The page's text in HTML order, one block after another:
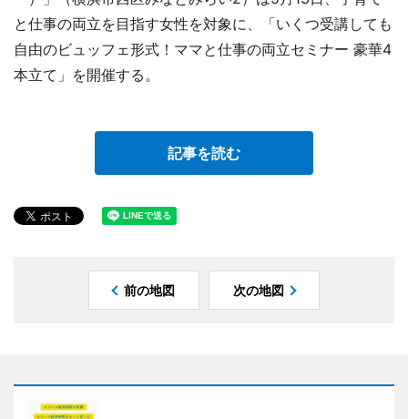
と仕事の両立を目指す女性を対象に、「いくつ受講しても
自由のビュッフェ形式！ママと仕事の両立セミナー 豪華4
本立て」を開催する。
記事を読む
前の地図 次の地図